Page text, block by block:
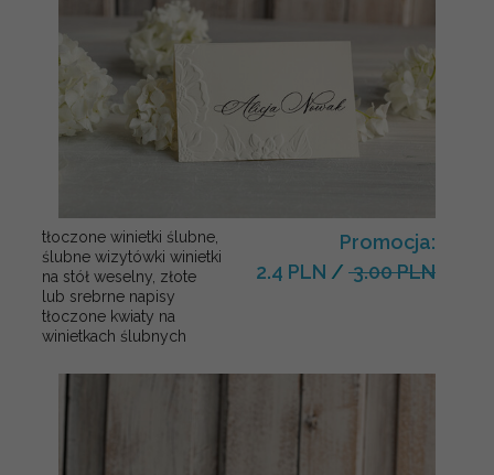
tłoczone winietki ślubne,
ślubne wizytówki winietki
na stół weselny, złote
lub srebrne napisy
tłoczone kwiaty na
winietkach ślubnych
Promocja:
2.4 PLN / 3.00 PLN